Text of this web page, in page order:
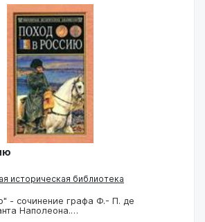
историческая библиотека
- сочинение графа Ф.- П. де
Наполеона.…